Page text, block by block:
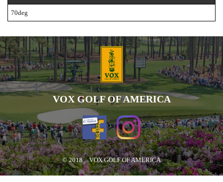
70deg
VOX GOLF OF AMERICA
© 2018 VOX GOLF OF AMERICA